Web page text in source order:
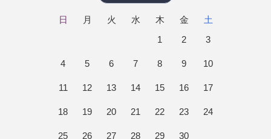
日 月 火 水 木 金
土
1
2 3
4 5 6 7 8 9 10
11 12 13 14 15 16 17
18 19 20 21 22 23 24
25 26 27 28 29 30